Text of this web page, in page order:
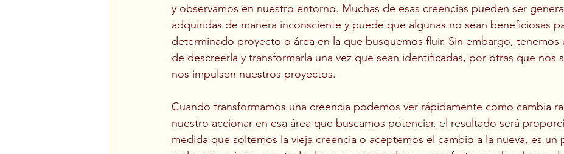
y observamos en nuestro entorno. Muchas de esas creencias pueden ser
adquiridas de manera inconsciente y puede que algunas no sean beneficiosas
determinado proyecto o área en la que busquemos fluir. Sin embargo, tenemos
de descreerla y transformarla una vez que sean identificadas, por otras que nos
nos impulsen nuestros proyectos.
Cuando transformamos una creencia podemos ver rápidamente como cambia
nuestro accionar en esa área que buscamos potenciar, el resultado será
medida que soltemos la vieja creencia o aceptemos el cambio a la nueva, es un